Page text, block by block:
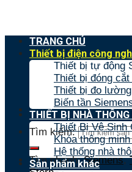
Tìm kiếm:
Tìm nhanh:Siemens,
TRANG CHỦ
Thiết bị điện công
Thiết bị tự động
Thiết bị đóng cắt
Thiết bị đo
Biến tần
THIẾT BỊ NHÀ
Thiết Bị Vệ Sinh
Khóa thông
Hệ thống nhà
Sản phẩm khác